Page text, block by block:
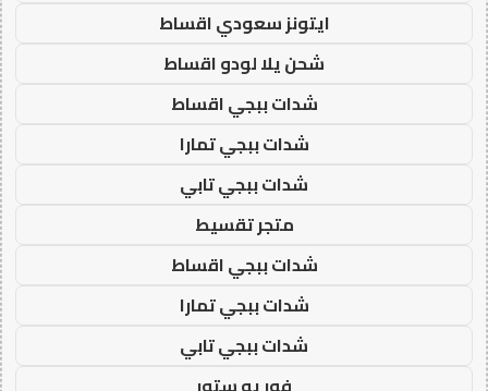
ايتونز سعودي اقساط
شحن يلا لودو اقساط
شدات ببجي اقساط
شدات ببجي تمارا
شدات ببجي تابي
متجر تقسيط
شدات ببجي اقساط
شدات ببجي تمارا
شدات ببجي تابي